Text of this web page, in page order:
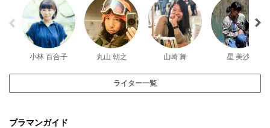
小林 百合子 丸山 朝之 山崎 舞 星 美沙
ライター一覧
ブラマンガイド